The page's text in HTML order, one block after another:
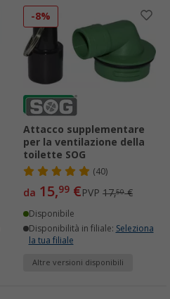
-8%
Attacco supplementare
per la ventilazione della
toilette SOG
(40)
da 15,99 €PVP 17,50€
Disponibile
Disponibilità in filiale: Seleziona
la tua filiale
Altre versioni disponibili